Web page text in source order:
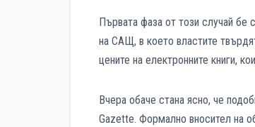
Първата фаза от този случай
на САЩ, в което властите
цените на електронните книги,
Вчера обаче стана ясно, че
Gazette. Формално вносител на